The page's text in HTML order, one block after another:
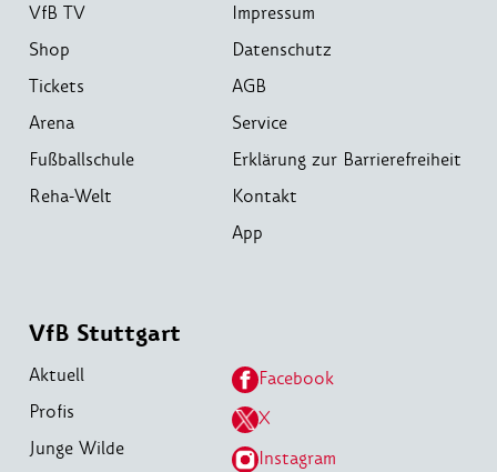
VfB TV
Shop
Tickets
Arena
Fußballschule
Reha-Welt
Impressum
Datenschutz
AGB
Service
Erklärung zur Barrierefreiheit
Kontakt
App
VfB Stuttgart
Aktuell
Profis
Junge Wilde
Facebook
X
Instagram